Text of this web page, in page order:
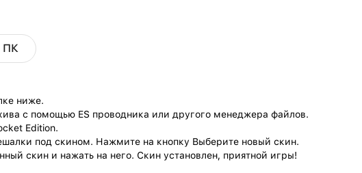
ПК
ниже.
с помощью ES проводника или другого менеджера файлов.
Edition.
под скином. Нажмите на кнопку Выберите новый скин.
скин и нажать на него. Скин установлен, приятной игры!